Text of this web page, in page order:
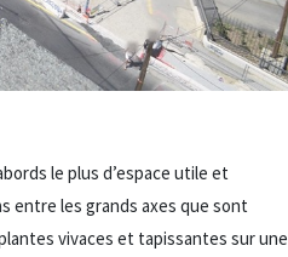
le plus d’espace utile et
entre les grands axes que sont
vivaces et tapissantes sur une